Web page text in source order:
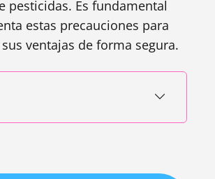
pesticidas. Es fundamental
estas precauciones para
ventajas de forma segura.